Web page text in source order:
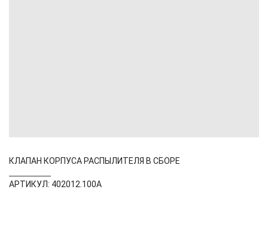
КЛАПАН КОРПУСА РАСПЫЛИТЕЛЯ В СБОРЕ
АРТИКУЛ: 402012.100А